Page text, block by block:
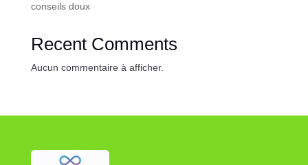
conseils doux
Recent Comments
Aucun commentaire à afficher.